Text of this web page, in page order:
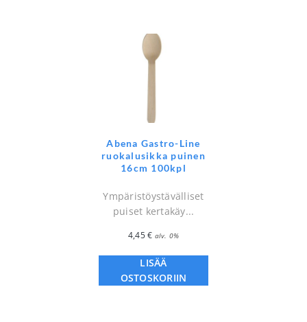
Abena Gastro-Line
ruokalusikka puinen
16cm 100kpl
Ympäristöystävälliset
puiset kertakäy...
4,45€ alv. 0%
LISÄÄ
OSTOSKORIIN